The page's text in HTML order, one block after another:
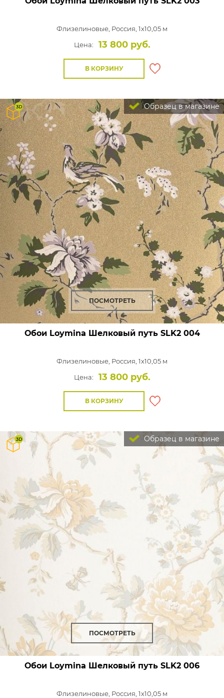
Флизелиновые, Россия, 1x10,05 м
Цена:
13 800 руб.
В КОРЗИНУ
Образец в магазине
ПОСМОТРЕТЬ
Обои Loymina Шелковый путьSLK2 004
Флизелиновые, Россия, 1x10,05 м
Цена:
13 800 руб.
В КОРЗИНУ
Образец в магазине
ПОСМОТРЕТЬ
Обои Loymina Шелковый путь SLK2 006
Флизелиновые, Россия, 1x10,05 м